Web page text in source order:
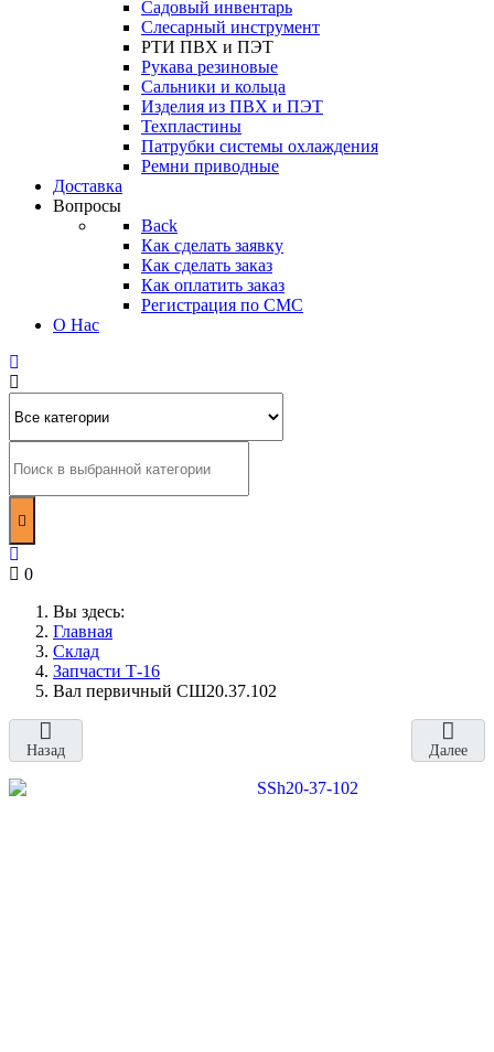
Садовый инвентарь
Слесарный инструмент
РТИ ПВХ и ПЭТ
Рукава резиновые
Сальники и кольца
Изделия из ПВХ и ПЭТ
Техпластины
Патрубки системы охлаждения
Ремни приводные
Доставка
Вопросы
Back
Как сделать заявку
Как сделать заказ
Как оплатить заказ
Регистрация по СМС
О Нас
0
Вы здесь:
Главная
Склад
Запчасти Т-16
Вал первичный СШ20.37.102
Назад Далее